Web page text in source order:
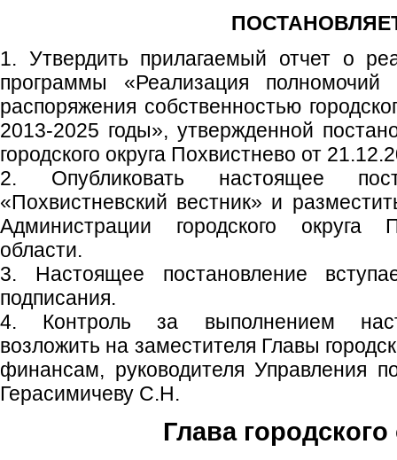
1. Утвердить прилагаемый отчет о
программы «Реализация
распоряжения собственностью
2013-2025 годы», утвержденной
городского округа Похвистнево от
2. Опубликовать настоящее
«Похвистневский вестник» и
Администрации городского округа
области.
3. Настоящее постановление
подписания.
4. Контроль за выполнением
возложить на заместителя Главы
финансам, руководителя Управления
Герасимичеву С.Н.
Глава городского